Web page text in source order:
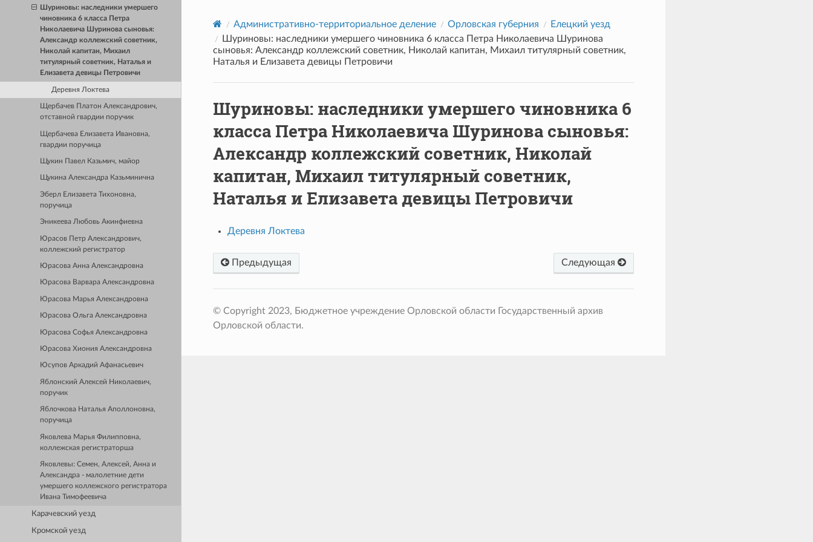
Шуриновы: наследники умершего
чиновника 6 класса Петра
Николаевича Шуринова сыновья:
Александр коллежский советник,
Николай капитан, Михаил
титулярный советник, Наталья и
Елизавета девицы Петровичи
Деревня Локтева
Щербачев Платон Александрович,
отставной гвардии поручик
Щербачева Елизавета Ивановна,
гвардии поручица
Щукин Павел Казьмич, майор
Щукина Александра Казьминична
Эберл Елизавета Тихоновна,
поручица
Эникеева Любовь Акинфиевна
Юрасов Петр Александрович,
коллежский регистратор
Юрасова Анна Александровна
Юрасова Варвара Александровна
Юрасова Марья Александровна
Юрасова Ольга Александровна
Юрасова Софья Александровна
Юрасова Хиония Александровна
Юсупов Аркадий Афанасьевич
Яблонский Алексей Николаевич,
поручик
Яблочкова Наталья Аполлоновна,
поручица
Яковлева Марья Филипповна,
коллежская регистраторша
Яковлевы: Семен, Алексей, Анна и
Александра - малолетние дети
умершего коллежского регистратора
Ивана Тимофеевича
Карачевский уезд
Кромской уезд
Административно-территориальное деление Орловская губерния
Елецкий уезд
Шуриновы: наследники умершего чиновника 6 класса Петра Николаевича Шуринова
сыновья: Александр коллежский советник, Николай капитан, Михаил титулярный советник,
Наталья и Елизавета девицы Петровичи
Шуриновы: наследники умершего чиновника 6
класса Петра Николаевича Шуринова сыновья:
Александр коллежский советник, Николай
капитан, Михаил титулярный советник,
Наталья и Елизавета девицы Петровичи
Деревня Локтева
Предыдущая Следующая
© Copyright 2023, Бюджетное учреждение Орловской области Государственный архив
Орловской области.